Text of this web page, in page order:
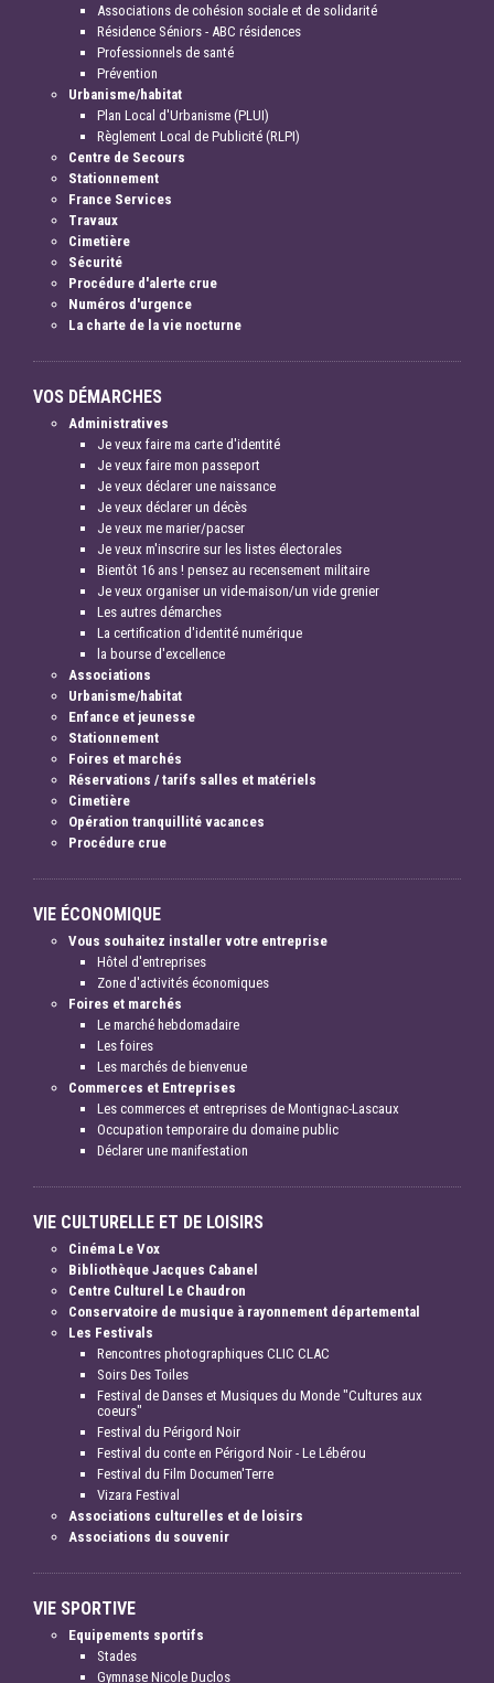
Associations de cohésion sociale et de solidarité
Résidence Séniors - ABC résidences
Professionnels de santé
Prévention
Urbanisme/habitat
Plan Local d'Urbanisme (PLUI)
Règlement Local de Publicité (RLPI)
Centre de Secours
Stationnement
France Services
Travaux
Cimetière
Sécurité
Procédure d'alerte crue
Numéros d'urgence
La charte de la vie nocturne
VOS DÉMARCHES
Administratives
Je veux faire ma carte d'identité
Je veux faire mon passeport
Je veux déclarer une naissance
Je veux déclarer un décès
Je veux me marier/pacser
Je veux m'inscrire sur les listes électorales
Bientôt 16 ans ! pensez au recensement militaire
Je veux organiser un vide-maison/un vide grenier
Les autres démarches
La certification d'identité numérique
la bourse d'excellence
Associations
Urbanisme/habitat
Enfance et jeunesse
Stationnement
Foires et marchés
Réservations / tarifs salles et matériels
Cimetière
Opération tranquillité vacances
Procédure crue
VIE ÉCONOMIQUE
Vous souhaitez installer votre entreprise
Hôtel d'entreprises
Zone d'activités économiques
Foires et marchés
Le marché hebdomadaire
Les foires
Les marchés de bienvenue
Commerces et Entreprises
Les commerces et entreprises de Montignac-Lascaux
Occupation temporaire du domaine public
Déclarer une manifestation
VIE CULTURELLE ET DE LOISIRS
Cinéma Le Vox
Bibliothèque Jacques Cabanel
Centre Culturel Le Chaudron
Conservatoire de musique à rayonnement départemental
Les Festivals
Rencontres photographiques CLIC CLAC
Soirs Des Toiles
Festival de Danses et Musiques du Monde "Cultures aux
coeurs"
Festival du Périgord Noir
Festival du conte en Périgord Noir - Le Lébérou
Festival du Film Documen'Terre
Vizara Festival
Associations culturelles et de loisirs
Associations du souvenir
VIE SPORTIVE
Equipements sportifs
Stades
Gymnase Nicole Duclos